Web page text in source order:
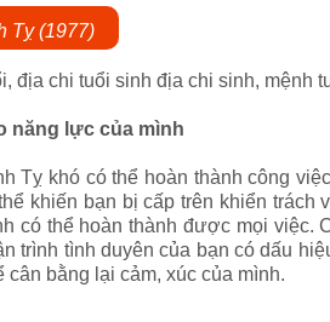
Tỵ (1977)
địa chi tuổi sinh địa chi sinh, mệnh
năng lực của mình
Tỵ khó có thể hoàn thành công
khiến bạn bị cấp trên khiển
có thể hoàn thành được mọi
trình tình duyên của bạn có dấu
bằng lại cảm, xúc của mình.